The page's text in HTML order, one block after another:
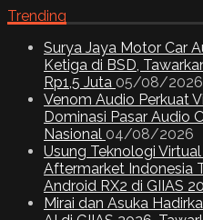
Trending
Surya Jaya Motor Car
Ketiga di BSD,
Rp1,5 Juta 05/08/2026
Venom Audio Perkuat
Dominasi Pasar Audio
Nasional 04/08/2026
Usung Teknologi
Aftermarket Indonesia
Android RX2 di GIIAS
Mirai dan Asuka